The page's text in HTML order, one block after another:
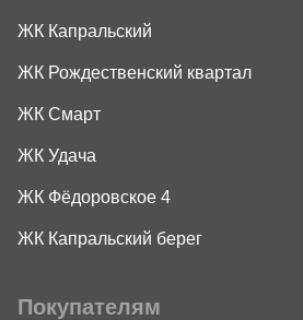
ЖК Капральский
ЖК Рождественский квартал
ЖК Смарт
ЖК Удача
ЖК Фёдоровское 4
ЖК Капральский берег
Покупателям